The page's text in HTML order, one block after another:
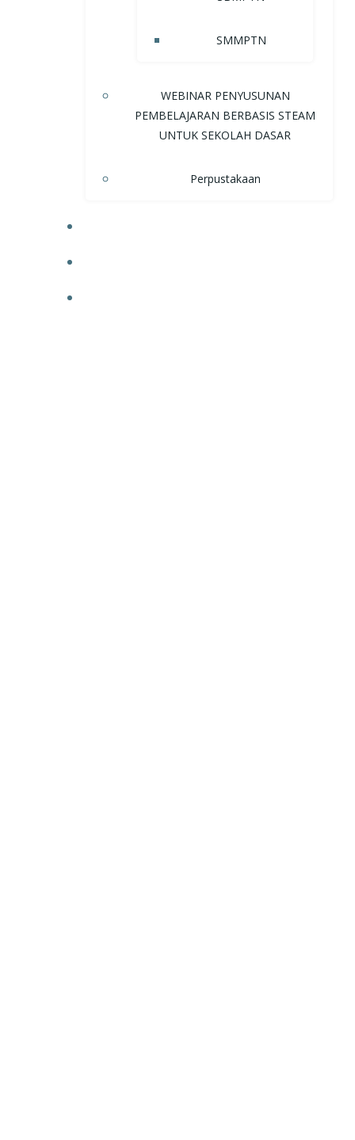
SMMPTN
WEBINAR PENYUSUNAN
PEMBELAJARAN BERBASIS STEAM
UNTUK SEKOLAH DASAR
Perpustakaan